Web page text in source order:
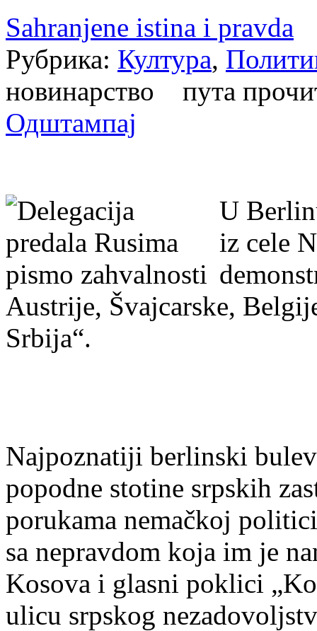
Sahranjene istina i pravda
Рубрика: Култура,
новинарство пута
Одштампај
U
iz cele
Austrije, Švajcarske,
Srbija“.
Najpoznatiji berlinski
popodne stotine srpskih
porukama nemačkoj
sa nepravdom koja im je
Kosova i glasni poklici
ulicu srpskog